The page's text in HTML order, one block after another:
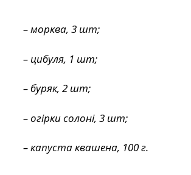
– морква, 3 шт;
– цибуля, 1 шт;
– буряк, 2 шт;
– огірки солоні, 3 шт;
– капуста квашена, 100 г.